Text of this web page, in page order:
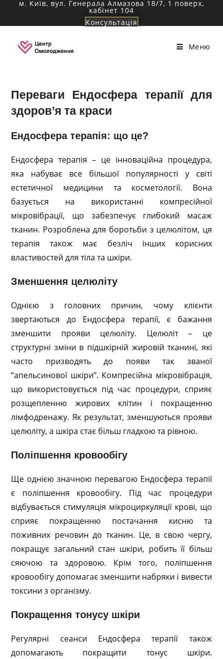
Перейтим. Київ, вул. Генерала Алмазова 18/7, 1 поверх,
кабінет 104
Консультація
Меню
Переваги Ендосфера терапії для
здоров’я та краси
Ендосфера терапія: що це?
Ендосфера терапія – це інноваційна процедура,
яка набуває все більшої популярності у світі
естетичної медицини та косметології. Вона
базується на використанні компресійної
мікровібрації, що забезпечує глибокий масаж
тканин. Розроблена для боротьби з целюлітом, ця
терапія також має безліч інших корисних
властивостей для тіла та шкіри.
Зменшення целюліту
Однією з головних причин, чому клієнти
звертаються до Ендосфера терапії, є бажання
зменшити прояви целюліту. Целюліт – це
структурні зміни в підшкірній жировій тканині, які
часто призводять до появи так званої
“апельсинової шкіри”. Компресійна мікровібрація,
що використовується під час процедури, сприяє
розщепленню жирових клітин і покращенню
лімфодренажу. Як результат, зменшуються прояви
целюліту, а шкіра стає більш гладкою та рівною.
Поліпшення кровообігу
Ще однією значною перевагою Ендосфера терапії
є поліпшення кровообігу. Під час процедури
відбувається стимуляція мікроциркуляції крові, що
сприяє покращенню постачання кисню та
поживних речовин до тканин. Це, в свою чергу,
покращує загальний стан шкіри, робить її більш
сяючою та здоровою. Крім того, поліпшення
кровообігу допомагає зменшити набряки і вивести
токсини з організму.
Покращення тонусу шкіри
Регулярні сеанси Ендосфера терапії також
допомагають покращити тонус шкіри.